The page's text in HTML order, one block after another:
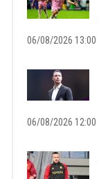
06/08/2026 13:00
06/08/2026 12:00